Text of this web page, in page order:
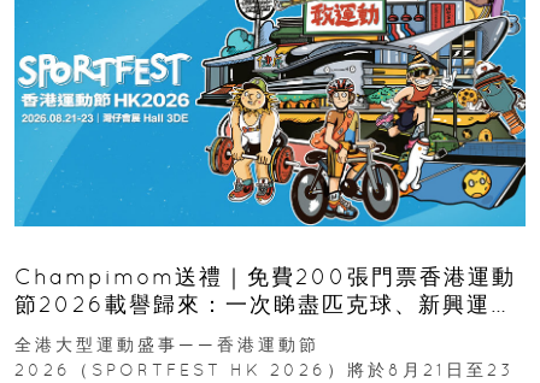
Champimom送禮｜免費200張門票香港運動
節2026載譽歸來：一次睇盡匹克球、新興運
動、街舞比賽＋逾百運動品牌展覽
全港大型運動盛事——香港運動節
2026（SPORTFEST HK 2026）將於8月21日至23